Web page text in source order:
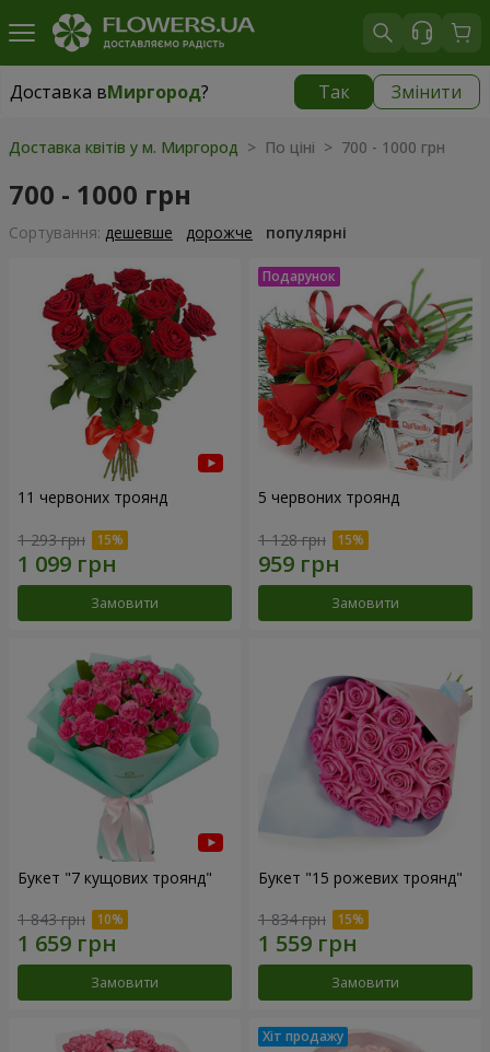
Доставка вМиргород? Так Змінити
Доставка вМиргород|
Доставка квітів у м. Миргород > По ціні > 700 - 1000 грн
700 - 1000 грн
Сортування: дешевше дорожче популярні
11 червоних троянд
1 293 грн
Замовити
5 червоних троянд
1 128 грн
Замовити
Букет "7 кущових троянд"
1 843 грн
Замовити
Букет "15 рожевих троянд"
1 834 грн
Замовити